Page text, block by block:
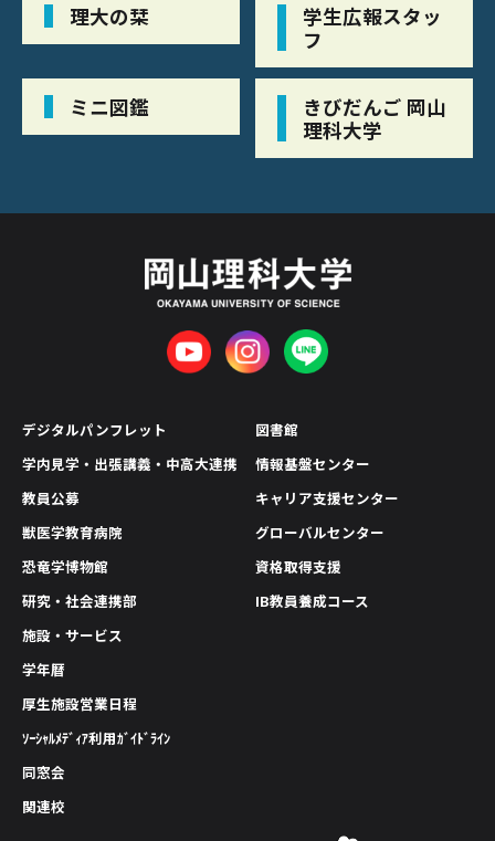
理大の栞
学生広報スタッ
フ
ミニ図鑑
きびだんご 岡山
理科大学
デジタルパンフレット
学内見学・出張講義・中高大連携
教員公募
獣医学教育病院
恐竜学博物館
研究・社会連携部
図書館
情報基盤センター
キャリア支援センター
グローバルセンター
資格取得支援
IB教員養成コース
施設・サービス
学年暦
厚生施設営業日程
ｿｰｼｬﾙﾒﾃﾞｨｱ利用ｶﾞｲﾄﾞﾗｲﾝ
同窓会
関連校